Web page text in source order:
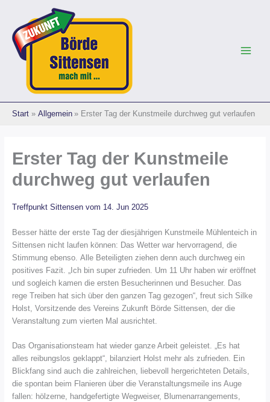
springen
Start Allgemein Erster Tag der Kunstmeile durchweg gut verlaufen
Erster Tag der Kunstmeile
durchweg gut verlaufen
Treffpunkt Sittensen vom 14. Jun 2025
Besser hätte der erste Tag der diesjährigen Kunstmeile Mühlenteich in
Sittensen nicht laufen können: Das Wetter war hervorragend, die
Stimmung ebenso. Alle Beteiligten ziehen denn auch durchweg ein
positives Fazit. „Ich bin super zufrieden. Um 11 Uhr haben wir eröffnet
und sogleich kamen die ersten Besucherinnen und Besucher. Das
rege Treiben hat sich über den ganzen Tag gezogen“, freut sich Silke
Holst, Vorsitzende des Vereins Zukunft Börde Sittensen, der die
Veranstaltung zum vierten Mal ausrichtet.
Das Organisationsteam hat wieder ganze Arbeit geleistet. „Es hat
alles reibungslos geklappt“, bilanziert Holst mehr als zufrieden. Ein
Blickfang sind auch die zahlreichen, liebevoll hergerichteten Details,
die spontan beim Flanieren über die Veranstaltungsmeile ins Auge
fallen: hölzerne, handgefertigte Wegweiser, Blumenarrangements,